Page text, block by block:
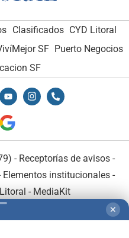
Clasificados CYD Litoral
SF Puerto Negocios
SF
- Receptorías de avisos -
Elementos institucionales-
- MediaKit
✕